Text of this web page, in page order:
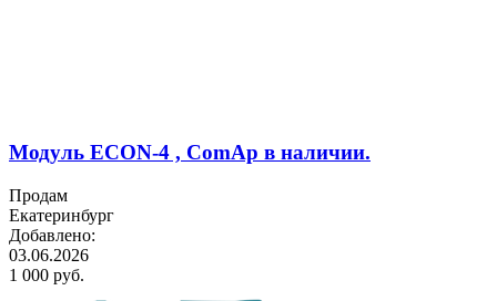
Модуль ECON-4 , ComAp в наличии.
Продам
Екатеринбург
Добавлено:
03.06.2026
1 000 руб.